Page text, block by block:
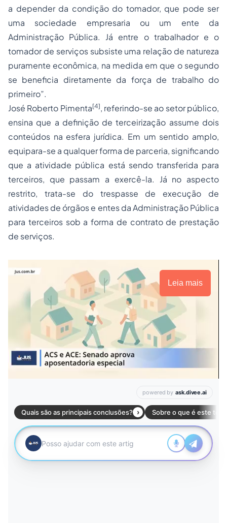
a depender da condição do tomador, que pode ser
uma sociedade empresaria ou um ente da
Administração Pública. Já entre o trabalhador e o
tomador de serviços subsiste uma relação de natureza
puramente econômica, na medida em que o segundo
se beneficia diretamente da força de trabalho do
primeiro”.
José Roberto Pimenta[4], referindo-se ao setor público,
ensina que a definição de terceirização assume dois
conteúdos na esfera jurídica. Em um sentido amplo,
equipara-se a qualquer forma de parceria, significando
que a atividade pública está sendo transferida para
terceiros, que passam a exercê-la. Já no aspecto
restrito, trata-se do trespasse de execução de
atividades de órgãos e entes da Administração Pública
para terceiros sob a forma de contrato de prestação
de serviços.
Leia mais